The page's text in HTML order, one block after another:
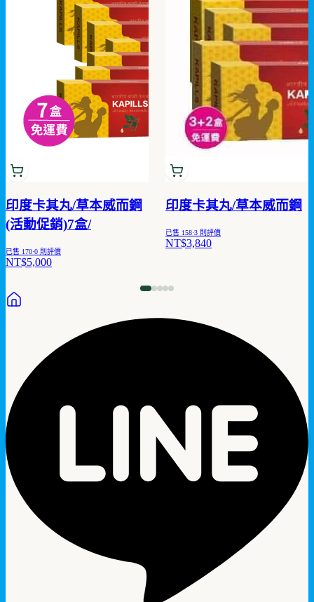
印度卡其丸/草本威而鋼
(活動促銷)7盒/
已售 170·0 則評價
NT$5,000
印度卡其丸/草本威而鋼
已售 158·3 則評價
NT$3,840